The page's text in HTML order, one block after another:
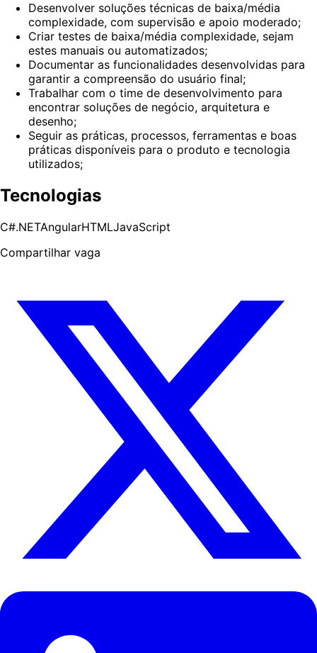
Desenvolver soluções técnicas de baixa/média
complexidade, com supervisão e apoio moderado;
Criar testes de baixa/média complexidade, sejam
estes manuais ou automatizados;
Documentar as funcionalidades desenvolvidas para
garantir a compreensão do usuário final;
Trabalhar com o time de desenvolvimento para
encontrar soluções de negócio, arquitetura e
desenho;
Seguir as práticas, processos, ferramentas e boas
práticas disponíveis para o produto e tecnologia
utilizados;
Tecnologias
C#.NETAngularHTMLJavaScript
Compartilhar vaga